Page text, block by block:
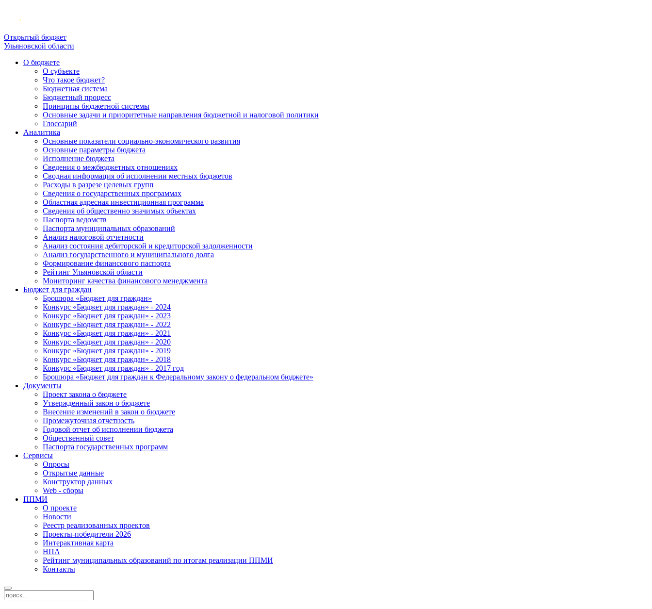
Открытый бюджет
Ульяновской области
О бюджете
О субъекте
Что такое бюджет?
Бюджетная система
Бюджетный процесс
Принципы бюджетной системы
Основные задачи и приоритетные направления бюджетной и налоговой политики
Глоссарий
Аналитика
Основные показатели социально-экономического развития
Основные параметры бюджета
Исполнение бюджета
Сведения о межбюджетных отношениях
Сводная информация об исполнении местных бюджетов
Расходы в разрезе целевых групп
Сведения о государственных программах
Областная адресная инвестиционная программа
Сведения об общественно значимых объектах
Паспорта ведомств
Паспорта муниципальных образований
Анализ налоговой отчетности
Анализ состояния дебиторской и кредиторской задолженности
Анализ государственного и муниципального долга
Формирование финансового паспорта
Рейтинг Ульяновской области
Мониторинг качества финансового менеджмента
Бюджет для граждан
Брошюра «Бюджет для граждан»
Конкурс «Бюджет для граждан» - 2024
Конкурс «Бюджет для граждан» - 2023
Конкурс «Бюджет для граждан» - 2022
Конкурс «Бюджет для граждан» - 2021
Конкурс «Бюджет для граждан» - 2020
Конкурс «Бюджет для граждан» - 2019
Конкурс «Бюджет для граждан» - 2018
Конкурс «Бюджет для граждан» - 2017 год
Брошюра «Бюджет для граждан к Федеральному закону о федеральном бюджете»
Документы
Проект закона о бюджете
Утвержденный закон о бюджете
Внесение изменений в закон о бюджете
Промежуточная отчетность
Годовой отчет об исполнении бюджета
Общественный совет
Паспорта государственных программ
Сервисы
Опросы
Открытые данные
Конструктор данных
Web - сборы
ППМИ
О проекте
Новости
Реестр реализованных проектов
Проекты-победители 2026
Интерактивная карта
НПА
Рейтинг муниципальных образований по итогам реализации ППМИ
Контакты